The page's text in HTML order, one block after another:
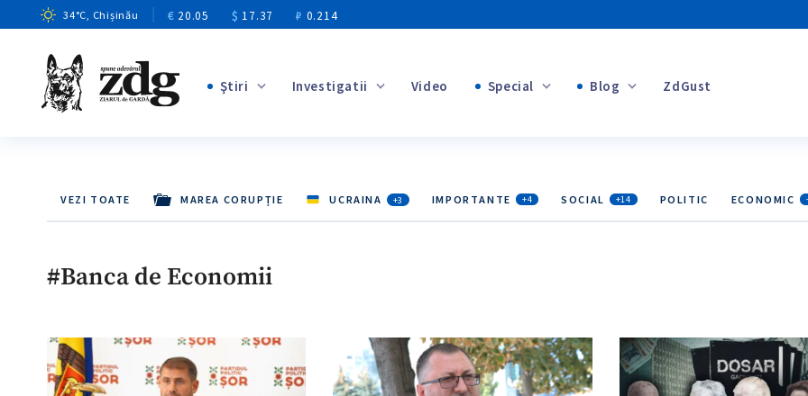
34°C, Chișinău € 20.05 $ 17.37 ₽ 0.214
Ştiri
+10
Investigatii Video Special Blog ZdGust
VEZI TOATE MAREA CORUPȚIE UCRAINA +3 IMPORTANTE +4 SOCIAL +14 POLITIC ECONOMIC
#Banca de Economii